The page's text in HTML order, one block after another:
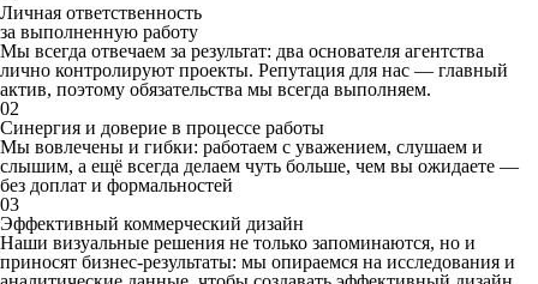
Личная ответственность
за выполненную работу
Мы всегда отвечаем за результат: два основателя агентства
лично контролируют проекты. Репутация для нас — главный
актив, поэтому обязательства мы всегда выполняем.
02
Синергия и доверие в процессе работы
Мы вовлечены и гибки: работаем с уважением, слушаем и
слышим, а ещё всегда делаем чуть больше, чем вы ожидаете —
без доплат и формальностей
03
Эффективный коммерческий дизайн
Наши визуальные решения не только запоминаются, но и
приносят бизнес-результаты: мы опираемся на исследования и